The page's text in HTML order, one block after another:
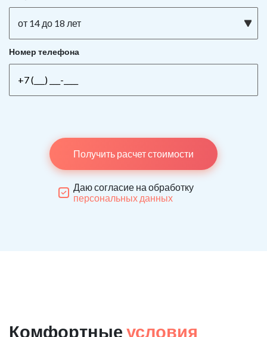
от 14 до 18 лет
Номер телефона
Получить расчет стоимости
Даю согласие на обработку
персональных данных
Комфортные условия